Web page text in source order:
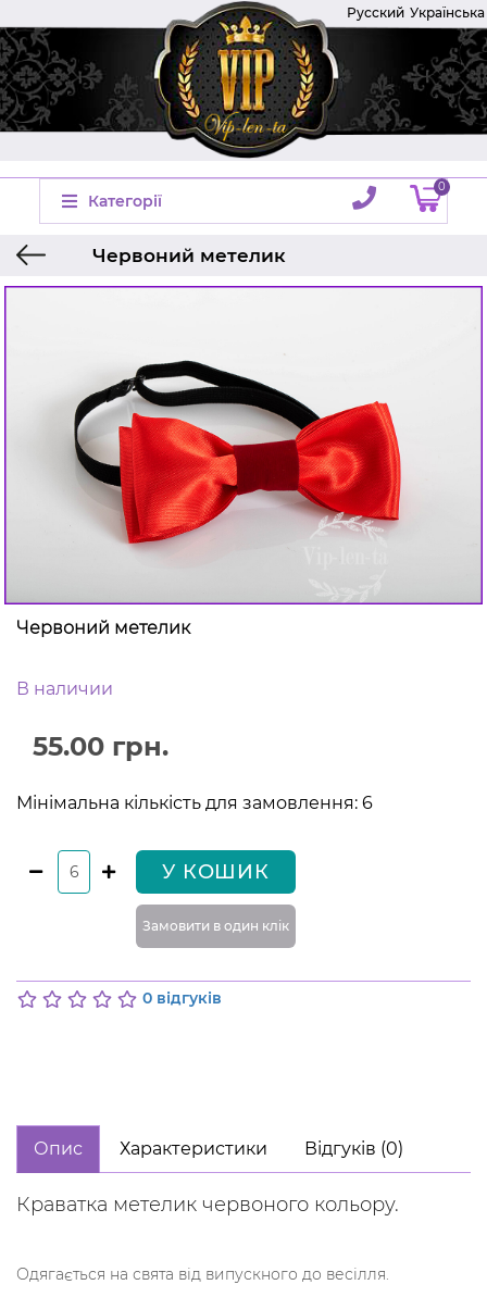
Русский Українська
Категорії
0
Червоний метелик
Червоний метелик
В наличии
55.00 грн.
Мінімальна кількість для замовлення: 6
У КОШИК
Замовити в один клiк
0 відгуків
Опис Характеристики Відгуків (0)
Краватка метелик червоного кольору.
Одягається на свята від випускного до весілля.